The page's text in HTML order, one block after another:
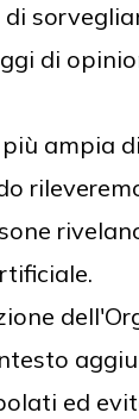
di
ampia
ed